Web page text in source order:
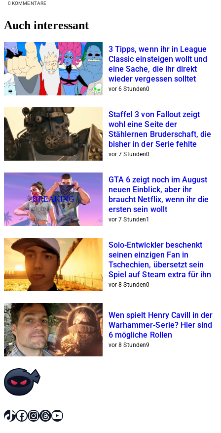
0 KOMMENTARE
Auch interessant
3 Tipps, wenn ihr in League
Classic einsteigen wollt und
eine Sache, die ihr direkt
wieder vergessen solltet
vor 6 Stunden0
Staffel 3 von Fallout zeigt
wohl eine Seite der
Stählernen Bruderschaft, die
bisher in der Serie fehlte
vor 7 Stunden0
BREAKING
GTA 6 zeigt noch im August
neuen Einblick, aber ihr
braucht Netflix, wenn ihr die
ersten sein wollt
vor 7 Stunden1
Solo-Entwickler beschenkt
seinen einzigen Fan in
Tschechien, übersetzt sein
Spiel auf Steam extra für ihn
vor 8 Stunden0
Wen spielt Henry Cavill in der
Warhammer-Serie? Hier sind
6 mögliche Rollen
vor 8 Stunden9
TikTok
Facebook
Instagram
Threads
YouTube